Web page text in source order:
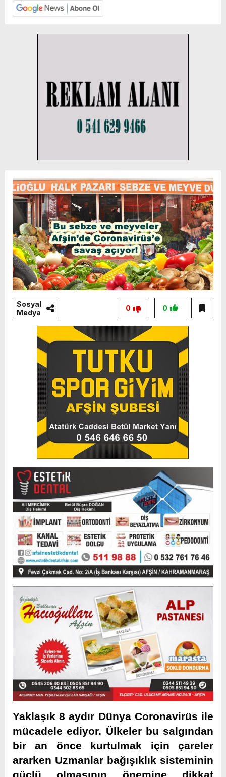
Sosyal
Medya
0
0
Yaklaşık 8 aydır Dünya Coronavirüs ile
mücadele ediyor. Ülkeler bu salgından
bir an önce kurtulmak için çareler
ararken Uzmanlar bağışıklık sisteminin